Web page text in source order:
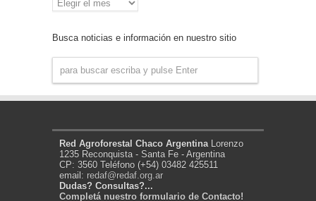
de
Busca noticias e información en nuestro sitio
Red Agroforestal Chaco Argentina Lorenzo
1235 Reconquista - Santa Fe - Argentina
CP: 3560 Teléfono (+54) 03482 425511
email: redaf@redaf.org.ar
Dudas? Consultas?...
Completá nuestro formulario de Contacto!